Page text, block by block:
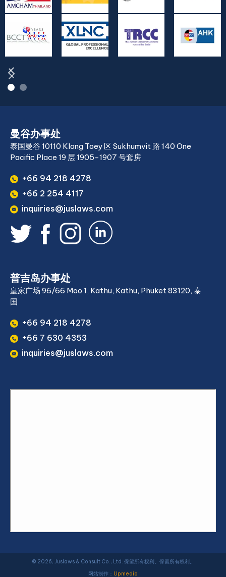
曼谷办事处
泰国曼谷 10110 Klong Toey 区 Sukhumvit 路 140 One
Pacific Place 19 层 1905-1907 号套房
+66 94 218 4278
+66 2 254 4117
inquiries@juslaws.com
普吉岛办事处
皇家广场 96/66 Moo 1, Kathu, Kathu, Phuket 83120, 泰
国
+66 94 218 4278
+66 7 630 4353
inquiries@juslaws.com
© 2026, Juslaws & Consult Co., Ltd. 保留所有权利。保留所有权利。
网站制作： Upmedio